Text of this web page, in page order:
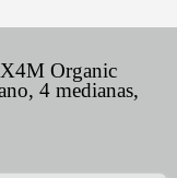
Organic
4 medianas,